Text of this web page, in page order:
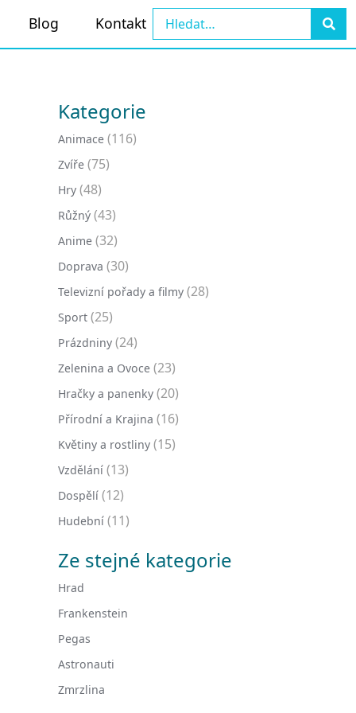
Blog Kontakt
Kategorie
Animace (116)
Zvíře (75)
Hry (48)
Růžný (43)
Anime (32)
Doprava (30)
Televizní pořady a filmy (28)
Sport (25)
Prázdniny (24)
Zelenina a Ovoce (23)
Hračky a panenky (20)
Přírodní a Krajina (16)
Květiny a rostliny (15)
Vzdělání (13)
Dospělí (12)
Hudební (11)
Ze stejné kategorie
Hrad
Frankenstein
Pegas
Astronauti
Zmrzlina